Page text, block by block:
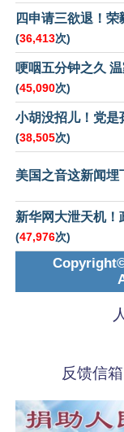
四申请三欲退！
(36,413次)
哽咽五分钟之久
(45,090次)
小胡没招儿！党是
(38,505次)
美国之音这新闻埋
新华网大泄天机
(47,976次)
反馈信箱